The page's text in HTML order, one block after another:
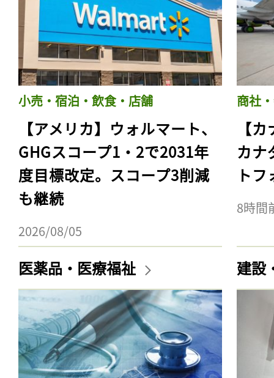
小売・宿泊・飲食・店舗
【アメリカ】ウォルマート、
GHGスコープ1・2で2031年
度目標改定。スコープ3削減
も継続
2026/08/05
商社
【
カナ
ト
8時間
医薬品・医療福祉 建設